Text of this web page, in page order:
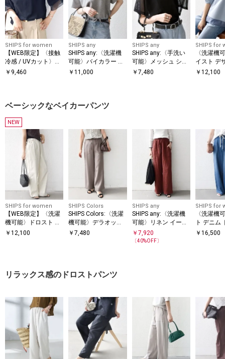
SHIPS for women
【WEB限定】〈接触
冷感 / UVカット〉シ
アー オーガンジー コ
￥ 9,460
SHIPS any
SHIPS any:〈洗濯機
可能〉バイカラー シ
ョートスリーブ プル
￥11,000
SHIPS any
SHIPS any:〈手洗い
可能〉メッシュ シア
ー ハンカチ スリーブ
￥ 7,480
SHIPS for
〈洗濯機
イスト デ
ー ドッキ
￥12,100
ベーシックなベイカーパンツ
NEW
SHIPS for women
【WEB限定】〈洗濯
機可能〉ドロスト ベ
イカー パンツ
￥ 12,100
SHIPS Colors
SHIPS Colors:〈洗濯
機可能〉デラオック
ス ベイカー イージー
￥7,480
SHIPS any
SHIPS any:〈洗濯機
可能〉リネン イージ
ー ベイカー パンツ
￥ 7,920
〔40%OFF〕
SHIPS for
〈洗濯機
ト デニム
ベイカー
￥16,500
リラックス感のドロストパンツ